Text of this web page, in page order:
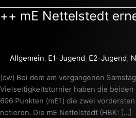
++ mE Nettelstedt
Allgemein, E1-Jugend, E2-Jugend,
(cw) Bei dem am vergangenen
Vielseitigkeitsturnier haben die beiden
696 Punkten (mE1) die zwei
notieren. Die mE Nettelstedt (HBK: […]
++
vielseitigste
++